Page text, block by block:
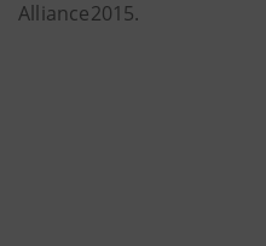
Alliance2015.